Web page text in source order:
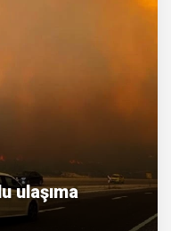
ulaşıma